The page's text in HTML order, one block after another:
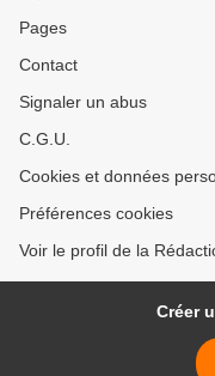
Pages
Contact
Signaler un abus
C.G.U.
Cookies et données
Préférences cookies
Voir le profil de la
Créer